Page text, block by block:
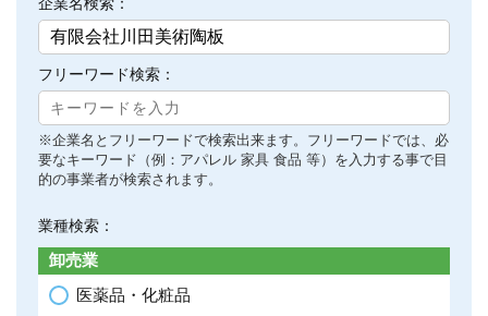
フリーワード検索：
※企業名とフリーワードで検索出来ます。フリーワードでは、必
要なキーワード（例：アパレル 家具 食品 等）を入力する事で目
的の事業者が検索されます。
業種検索：
卸売業
医薬品・化粧品